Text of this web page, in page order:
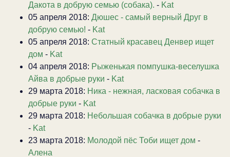
Дакота в добрую семью (собака). - Kat
05 апреля 2018: Дюшес - самый верный Друг в
добрую семью! - Kat
05 апреля 2018: Статный красавец Денвер ищет
дом - Kat
04 апреля 2018: Рыженькая помпушка-веселушка
Айва в добрые руки - Kat
29 марта 2018: Ника - нежная, ласковая собачка в
добрые руки - Kat
29 марта 2018: Небольшая собачка в добрые руки
- Kat
23 марта 2018: Молодой пёс Тоби ищет дом -
Алена